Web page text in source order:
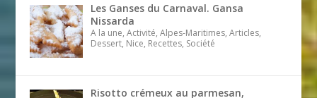
Les Ganses du Carnaval. Gansa
Nissarda
A la une, Activité, Alpes-Maritimes, Articles,
Dessert, Nice, Recettes, Société
Risotto crémeux au parmesan,